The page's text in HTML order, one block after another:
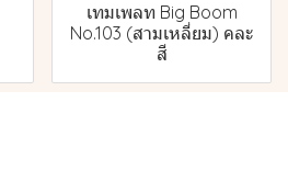
เทมเพลท Big Boom
No.103 (สามเหลี่ยม) คละ
สี